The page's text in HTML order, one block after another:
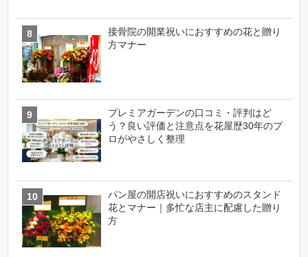
接骨院の開業祝いにおすすめの花と贈り
方マナー
プレミアガーデンの口コミ・評判はど
う？良い評価と注意点を花屋歴30年のプ
ロがやさしく整理
パン屋の開店祝いにおすすめのスタンド
花とマナー｜多忙な店主に配慮した贈り
方